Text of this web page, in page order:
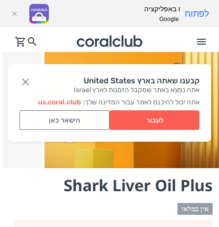
קבענו שאתה בארץ United States
אתה נמצא באתר שמקבל הזמנות לארץ Israel
אתה יכול להיכנס לאתר עבור המדינה שלך: us.coral.club
לעבור הישאר כאן
Shark Liver Oil Plus
אין במלאי
פתח באפליקציה
Google Play
לפתוח